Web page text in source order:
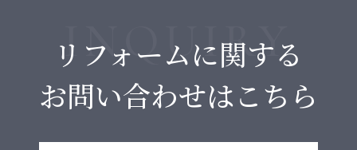
リフォームに関する
お問い合わせはこちら